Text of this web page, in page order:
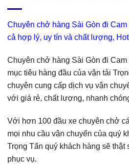
Chuyên chở hàng Sài Gòn đi
cả hợp lý, uy tín và chất lượng,
Chuyên chở hàng Sài Gòn đi
mục tiêu hàng đầu của vận tải
chuyên cung cấp dịch vụ vận
với giá rẻ, chất lượng, nhanh
Với hơn 100 đầu xe chuyên chở
mọi nhu cầu vận chuyển của quý
Trọng Tấn quý khách hàng sẽ thật
phục vụ.